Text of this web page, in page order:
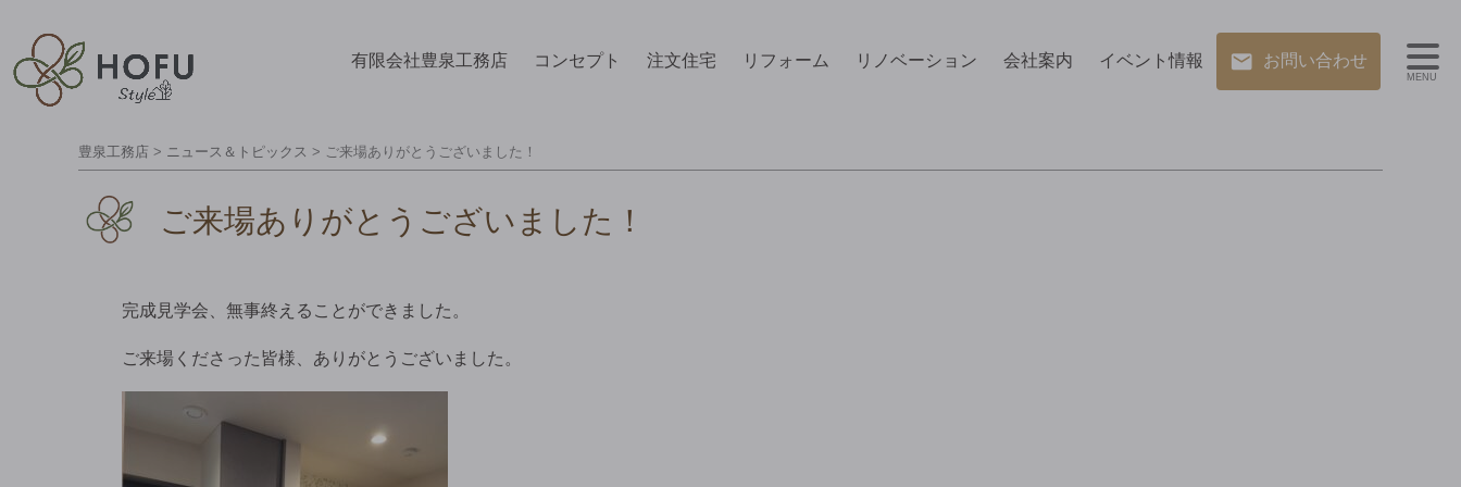
有限会社豊泉工務店 コンセプト 注文住宅 リフォーム リノベーション 会社案内 イベント情報 お問い合わせ
豊泉工務店 > ニュース＆トピックス > ご来場ありがとうございました！
ご来場ありがとうございました！
完成見学会、無事終えることができました。
ご来場くださった皆様、ありがとうございました。
MENU